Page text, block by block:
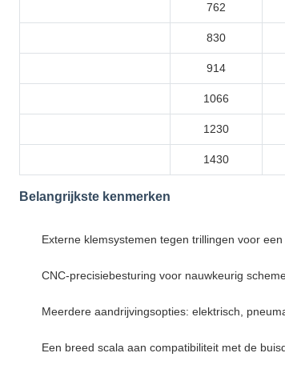
762
830
914
1066
1230
1430
Belangrijkste kenmerken
Externe klemsystemen tegen trillingen voor
CNC-precisiebesturing voor nauwkeurig
Meerdere aandrijvingsopties: elektrisch,
Een breed scala aan compatibiliteit met de